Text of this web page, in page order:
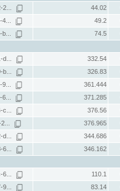
2... 44.02
49.2
74.5
d... 332.54
b... 326.83
361.444
371.285
c... 376.56
376.965
d... 344.686
6... 346.162
6... 110.1
9... 83.14